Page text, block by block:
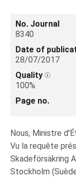
No. Journal
8340
Date of
28/07/2017
Quality
100%
Page no.
Nous, Ministre
Vu la requête
Skadeförsäkring
Stockholm